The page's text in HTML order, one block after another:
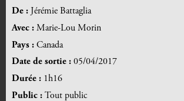
De : Jérémie Battaglia
Avec : Marie-Lou Morin
Pays : Canada
Date de sortie : 05/04/2017
Durée : 1h16
Public : Tout public